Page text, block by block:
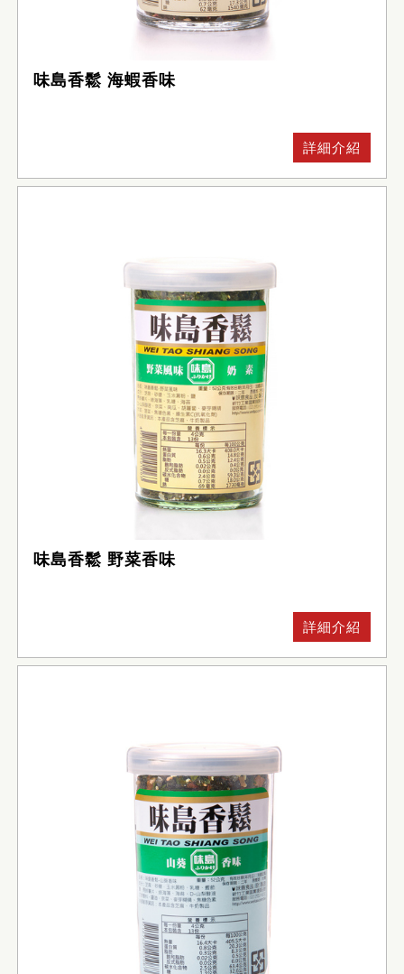
味島香鬆 海蝦香味
詳細介紹
味島香鬆 野菜香味
詳細介紹